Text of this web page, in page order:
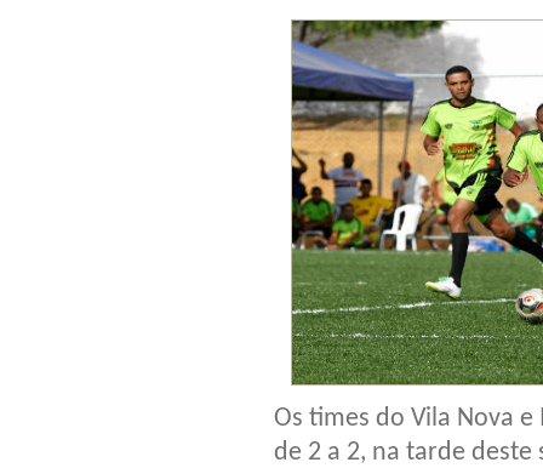
Os times do Vila Nova
de 2 a 2, na tarde deste